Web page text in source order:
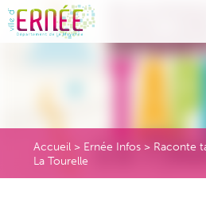
Accueil > Ernée Infos > Raconte
La Tourelle